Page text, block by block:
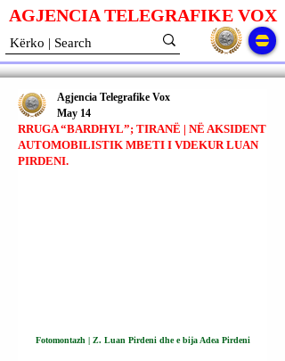
AGJENCIA TELEGRAFIKE VOX
RRUGA “BARDHYL”; TIRANË | NË AKSIDENT
AUTOMOBILISTIK MBETI I VDEKUR LUAN
PIRDENI.
Agjencia Telegrafike Vox
May 14
Fotomontazh | Z. Luan Pirdeni dhe e bija Adea Pirdeni